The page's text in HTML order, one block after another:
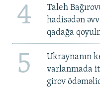
4
Taleh
hadisədən
qadağa
5
Ukraynanın
varlanmada
girov